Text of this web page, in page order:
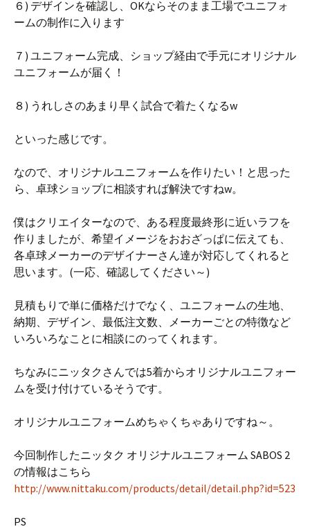
６) デザインを確認し、OKならそのまま工場でユニフォ
ームの制作に入ります
７) ユニフォーム完成、ショップ経由で手元にオリジナル
ユニフォームが届く！
８) うれしさのあまり早く試合で着たくなるw
といった感じです。
なので、オリジナルユニフォームを作りたい！と思った
ら、卓球ショップに相談すれば解決ですねw。
僕はクリエイターなので、ある程度最終形に近いラフを
作りましたが、希望イメージをおおざっぱに伝えても、
各卓球メーカーのデザイナーさん達が対応してくれると
思います。(一応、確認してください～)
見積もりで単に価格だけでなく、ユニフォームの生地、
納期、デザイン、最低注文数、メーカーごとの特徴など
いろいろなことに相談にのってくれます。
ちなみにニッタクさんでは5着からオリジナルユニフォー
ムを受け付けているそうです。
オリジナルユニフォームめちゃくちゃありですね～。
今回制作したニッタク オリジナルユニフォーム SABOS 2
の情報はこちら
http://www.nittaku.com/products/detail/detail.php?id=523
PS